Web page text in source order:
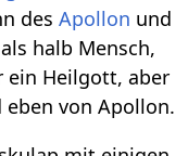
desApollon und
halb Mensch,
ein Heilgott, aber
eben von Apollon.